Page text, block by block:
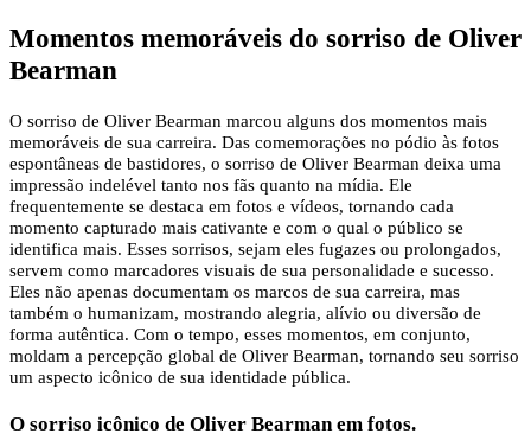
Momentos memoráveis ​​do sorriso de Oliver
Bearman
O sorriso de Oliver Bearman marcou alguns dos momentos mais
memoráveis ​​de sua carreira. Das comemorações no pódio às fotos
espontâneas de bastidores, o sorriso de Oliver Bearman deixa uma
impressão indelével tanto nos fãs quanto na mídia. Ele
frequentemente se destaca em fotos e vídeos, tornando cada
momento capturado mais cativante e com o qual o público se
identifica mais. Esses sorrisos, sejam eles fugazes ou prolongados,
servem como marcadores visuais de sua personalidade e sucesso.
Eles não apenas documentam os marcos de sua carreira, mas
também o humanizam, mostrando alegria, alívio ou diversão de
forma autêntica. Com o tempo, esses momentos, em conjunto,
moldam a percepção global de Oliver Bearman, tornando seu sorriso
um aspecto icônico de sua identidade pública.
O sorriso icônico de Oliver Bearman em fotos.